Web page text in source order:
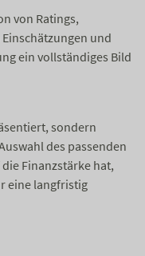
von Ratings,
und
ein vollständiges Bild
sondern
des passenden
Finanzstärke hat,
eine langfristig